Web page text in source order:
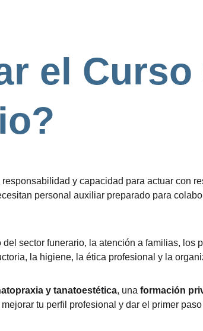
el Curso
y capacidad para actuar con
personal auxiliar preparado para
sector funerario, la atención a familias, los
la higiene, la ética profesional y la
y tanatoestética, una formación
tu perfil profesional y dar el primer